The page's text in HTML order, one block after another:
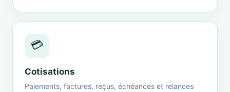
💳
Cotisations
Paiements, factures, reçus, échéances et relances